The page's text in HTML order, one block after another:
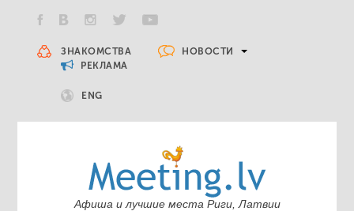
ЗНАКОМСТВА
НОВОСТИ
РЕКЛАМА
ENG
Афиша и лучшие места Риги, Латвии